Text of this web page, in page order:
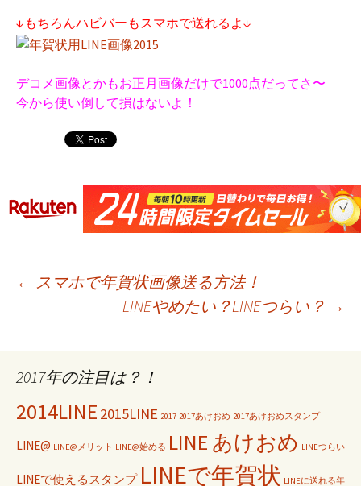
↓もちろんハビバーもスマホで送れるよ↓
デコメ画像とかもお正月画像だけで1000点だってさ〜
今から使い倒して損はないよ！
投稿ナビゲーション
← スマホで年賀状画像送る方法！
LINEやめたい？LINEつらい？ →
2017年の注目は？！
2014LINE 2015LINE 2017 2017あけおめ 2017あけおめスタンプ
LINE@ LINE@メリット LINE@始める LINE あけおめ LINEつらい
LINEで使えるスタンプ LINEで年賀状 LINEに送れる年